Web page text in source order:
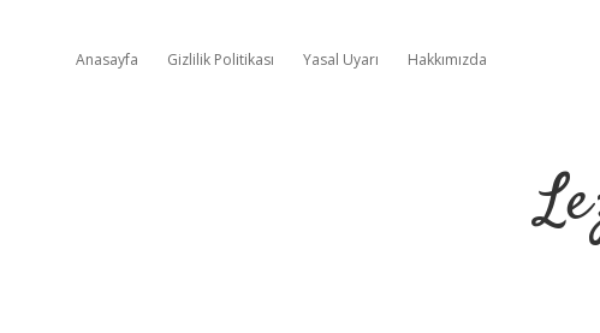
Anasayfa Gizlilik Politikası Yasal Uyarı Hakkımızda